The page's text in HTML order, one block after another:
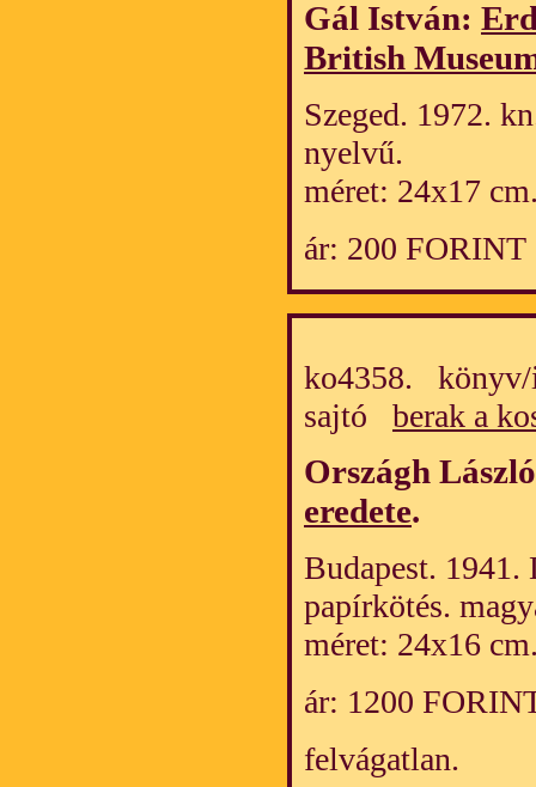
Gál István:
British
Szeged. 1972.
nyelvű.
méret: 24x17
ár: 200 FORINT
ko4358. könyv/
sajtó berak a
Országh
eredete.
Budapest. 1941.
papírkötés.
méret: 24x16
ár: 1200
felvágatlan.